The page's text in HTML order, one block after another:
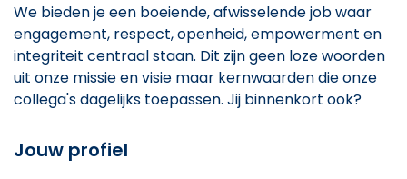
We bieden je een boeiende, afwisselende job waar
engagement, respect, openheid, empowerment en
integriteit centraal staan. Dit zijn geen loze woorden
uit onze missie en visie maar kernwaarden die onze
collega's dagelijks toepassen. Jij binnenkort ook?
Jouw profiel